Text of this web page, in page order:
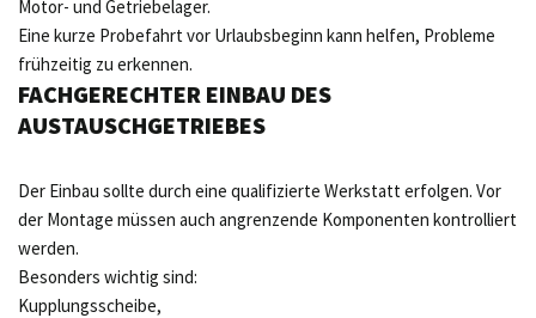
Motor- und Getriebelager.
Eine kurze Probefahrt vor Urlaubsbeginn kann helfen, Probleme
frühzeitig zu erkennen.
FACHGERECHTER EINBAU DES
AUSTAUSCHGETRIEBES
Der Einbau sollte durch eine qualifizierte Werkstatt erfolgen. Vor
der Montage müssen auch angrenzende Komponenten kontrolliert
werden.
Besonders wichtig sind:
Kupplungsscheibe,